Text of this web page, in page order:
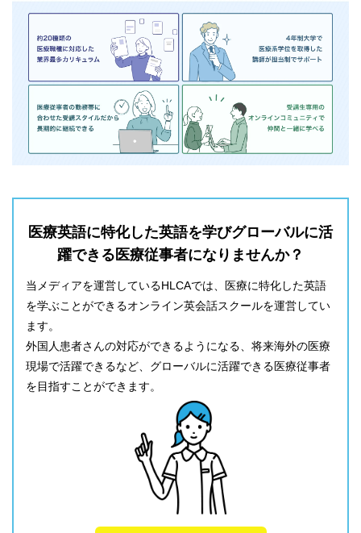
医療英語に特化した英語を学びグローバルに活
躍できる医療従事者になりませんか？
当メディアを運営しているHLCAでは、医療に特化した英語
を学ぶことができるオンライン英会話スクールを運営してい
ます。
外国人患者さんの対応ができるようになる、将来海外の医療
現場で活躍できるなど、グローバルに活躍できる医療従事者
を目指すことができます。